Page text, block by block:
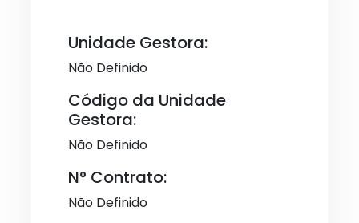
Unidade Gestora:
Não Definido
Código da Unidade
Gestora:
Não Definido
N° Contrato:
Não Definido